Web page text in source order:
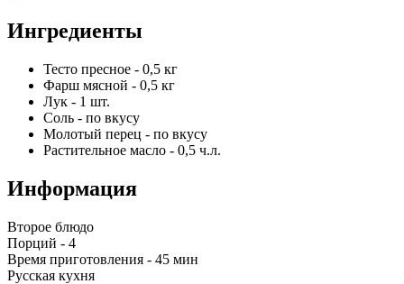
Ингредиенты
Тесто пресное - 0,5 кг
Фарш мясной - 0,5 кг
Лук - 1 шт.
Соль - по вкусу
Молотый перец - по вкусу
Растительное масло - 0,5 ч.л.
Информация
Второе блюдо
Порций - 4
Время приготовления - 45 мин
Русская кухня